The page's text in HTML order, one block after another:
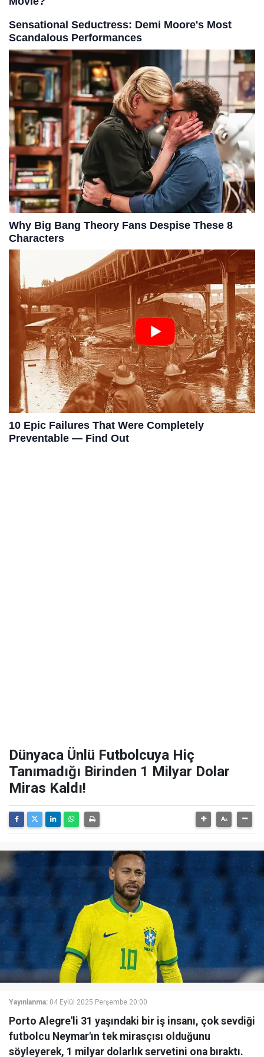
Dünyaca Ünlü Futbolcuya Hiç
Tanımadığı Birinden 1 Milyar Dolar
Miras Kaldı!
Yayınlanma: 04 Eylül 2025 Perşembe 20:00
Porto Alegre'li 31 yaşındaki bir iş insanı, çok sevdiği
futbolcu Neymar'ın tek mirasçısı olduğunu
söyleyerek, 1 milyar dolarlık servetini ona bıraktı.